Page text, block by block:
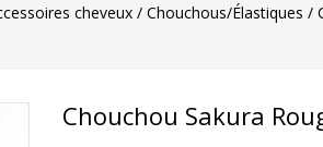
cheveux Chouchous/Élastiques
Chouchou Sakura